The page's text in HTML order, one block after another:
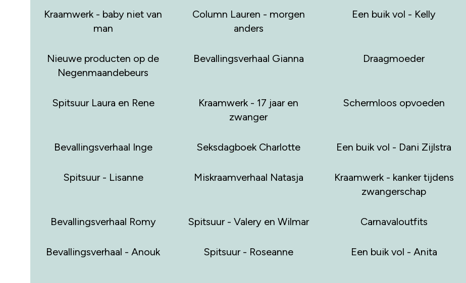
Kraamwerk - baby niet van
man
Column Lauren - morgen
anders
Een buik vol - Kelly
Nieuwe producten op de
Negenmaandebeurs
Bevallingsverhaal Gianna Draagmoeder
Spitsuur Laura en Rene
Kraamwerk - 17 jaar en
zwanger
Schermloos opvoeden
Bevallingsverhaal Inge Seksdagboek Charlotte Een buik vol - Dani Zijlstra
Spitsuur - Lisanne Miskraamverhaal Natasja
Kraamwerk - kanker tijdens
zwangerschap
Bevallingsverhaal Romy Spitsuur - Valery en Wilmar Carnavaloutfits
Bevallingsverhaal - Anouk Spitsuur - Roseanne Een buik vol - Anita